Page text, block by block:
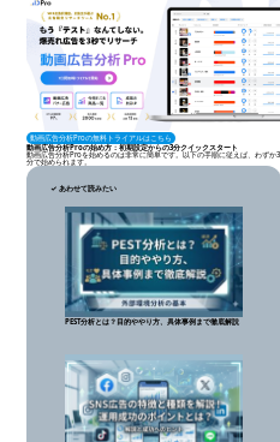
動画広告分析Proの無料トライアルはこちら
動画広告分析Proの始め方：初期設定からの3分クイックスタート
動画広告分析Proを始めるのは非常に簡単です。以下の手順に従えば、わずか3
分で始められます。
✓ あわせて読みたい
PEST分析とは？目的ややり方、具体事例まで徹底解説